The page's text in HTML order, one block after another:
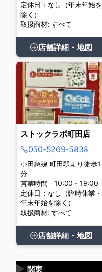
定休日：なし（年末年始を
除く）
取扱商材: すべて
店舗詳細・地図
ストックラボ町田店
050-5269-5838
小田急線 町田駅より徒歩1
分
営業時間：10:00 - 19:00
定休日：なし（臨時休業・
年末年始を除く）
取扱商材: すべて
店舗詳細・地図
関東
▶